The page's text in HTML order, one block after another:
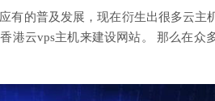
有的普及发展，现在衍生出很多云主
港云vps主机来建设网站。 那么在众